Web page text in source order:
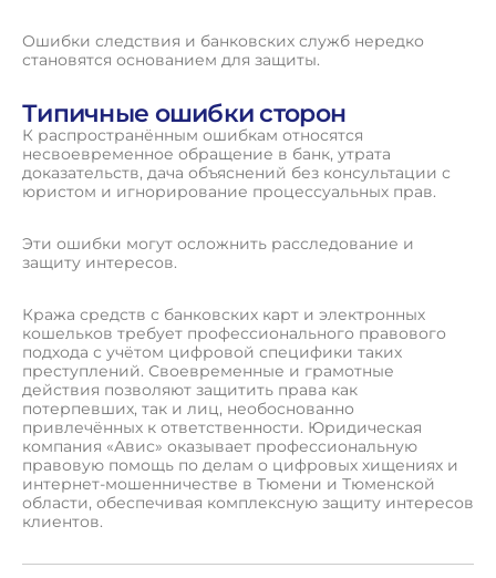
Ошибки следствия и банковских служб нередко
становятся основанием для защиты.
Типичные ошибки сторон
К распространённым ошибкам относятся
несвоевременное обращение в банк, утрата
доказательств, дача объяснений без консультации с
юристом и игнорирование процессуальных прав.
Эти ошибки могут осложнить расследование и
защиту интересов.
Кража средств с банковских карт и электронных
кошельков требует профессионального правового
подхода с учётом цифровой специфики таких
преступлений. Своевременные и грамотные
действия позволяют защитить права как
потерпевших, так и лиц, необоснованно
привлечённых к ответственности. Юридическая
компания «Авис» оказывает профессиональную
правовую помощь по делам о цифровых хищениях и
интернет-мошенничестве в Тюмени и Тюменской
области, обеспечивая комплексную защиту интересов
клиентов.